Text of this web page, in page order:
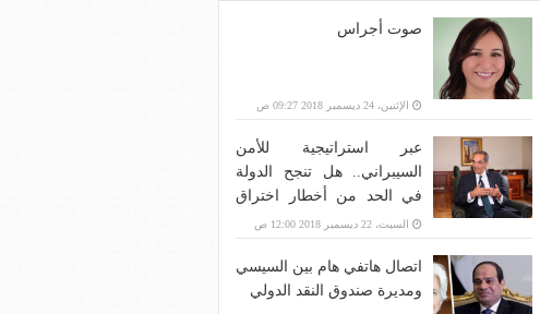
صوت أجراس
الإثنين، 24 ديسمبر 2018 09:27 ص
عبر استراتيجية للأمن
السيبراني.. هل تنجح الدولة
في الحد من أخطار اختراق
بنية الاتصالات؟
السبت، 22 ديسمبر 2018 12:00 ص
اتصال هاتفي هام بين السيسي
ومديرة صندوق النقد الدولي